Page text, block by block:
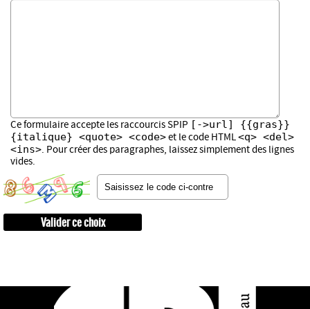
Ce formulaire accepte les raccourcis SPIP [->url] {{gras}}
{italique} <quote> <code>et le code HTML<q> <del>
<ins>. Pour créer des paragraphes, laissez simplement des lignes
vides.